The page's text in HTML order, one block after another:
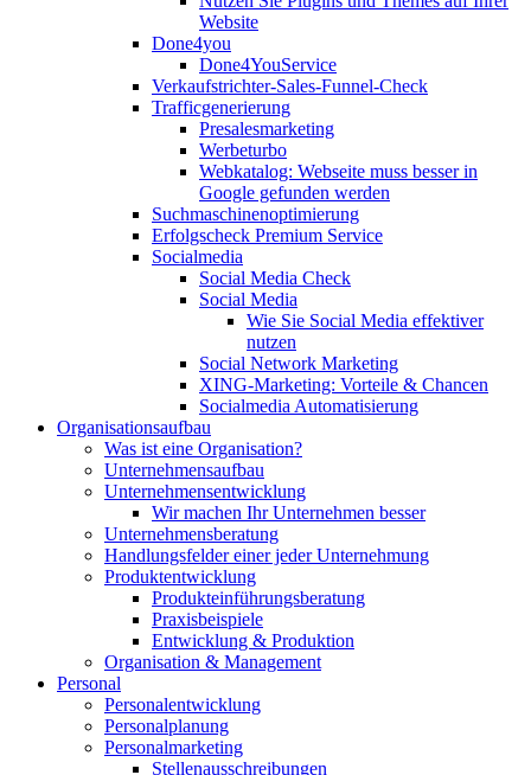
Website
Done4you
Done4YouService
Verkaufstrichter-Sales-Funnel-Check
Trafficgenerierung
Presalesmarketing
Werbeturbo
Webkatalog: Webseite muss besser in
Google gefunden werden
Suchmaschinenoptimierung
Erfolgscheck Premium Service
Socialmedia
Social Media Check
Social Media
Wie Sie Social Media effektiver
nutzen
Social Network Marketing
XING-Marketing: Vorteile & Chancen
Socialmedia Automatisierung
Organisationsaufbau
Was ist eine Organisation?
Unternehmensaufbau
Unternehmensentwicklung
Wir machen Ihr Unternehmen besser
Unternehmensberatung
Handlungsfelder einer jeder Unternehmung
Produktentwicklung
Produkteinführungsberatung
Praxisbeispiele
Entwicklung & Produktion
Organisation & Management
Personal
Personalentwicklung
Personalplanung
Personalmarketing
Stellenausschreibungen